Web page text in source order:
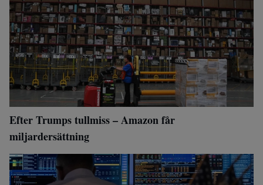
Efter Trumps tullmiss – Amazon får
miljardersättning